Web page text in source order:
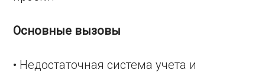
Основные вызовы
• Недостаточная система учета и